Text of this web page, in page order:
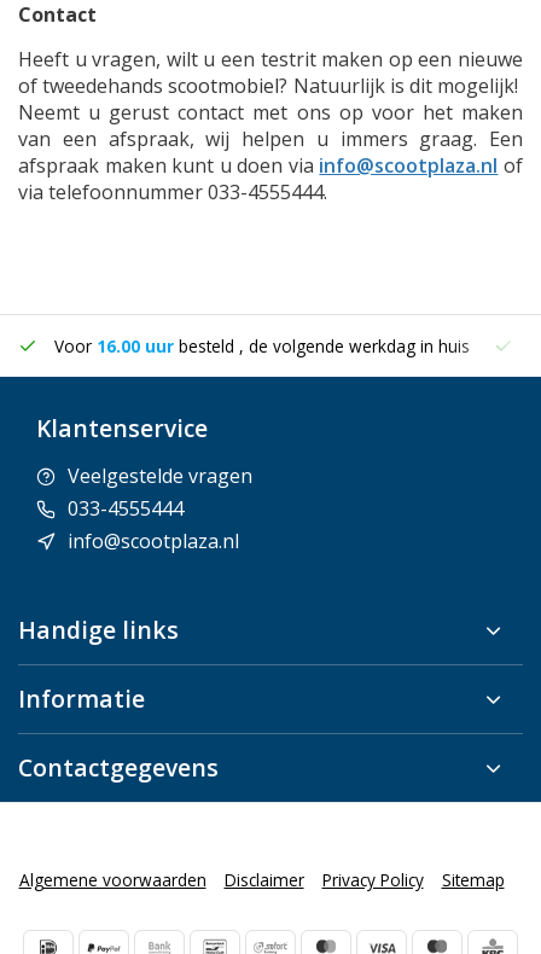
Contact
Heeft u vragen, wilt u een testrit maken op een nieuwe
of tweedehandsscootmobiel? Natuurlijk is dit mogelijk!
Neemt u gerust contact met ons op voor het maken
van een afspraak, wij helpen u immers graag. Een
afspraak maken kunt u doen via info@scootplaza.nl of
via telefoonnummer 033-4555444.
Voor 16.00 uur besteld , de volgende werkdag in huis
Klantenservice
Veelgestelde vragen
033-4555444
info@scootplaza.nl
Handige links
Informatie
Contactgegevens
Algemene voorwaarden Disclaimer Privacy Policy Sitemap